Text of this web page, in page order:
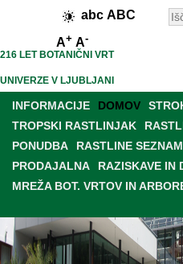
abc ABC
A+ A-
216 LET BOTANIČNI VRT
UNIVERZE V LJUBLJANI
INFORMACIJE DOMOV
TROPSKI RASTLINJAK
PONUDBA
RASTLINE SEZNAM
PRODAJALNA
RAZISKAVE IN
MREŽA BOT. VRTOV IN